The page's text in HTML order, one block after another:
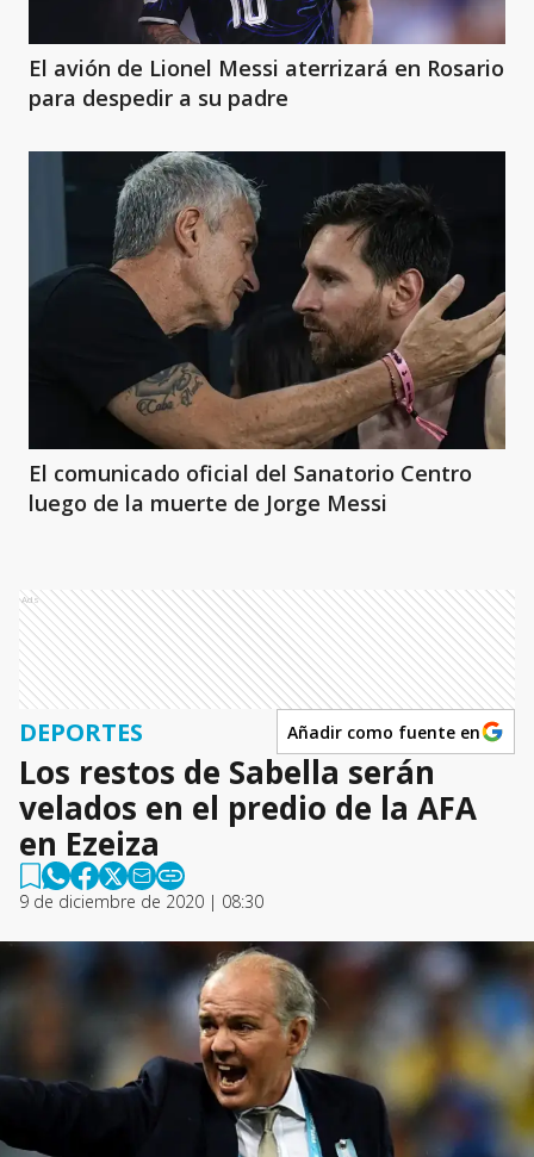
El avión de Lionel Messi aterrizará en Rosario
para despedir a su padre
El comunicado oficial del Sanatorio Centro
luego de la muerte de Jorge Messi
Ads
DEPORTES Añadir como fuente en
Los restos de Sabella serán
velados en el predio de la AFA
en Ezeiza
9 de diciembre de 2020 | 08:30